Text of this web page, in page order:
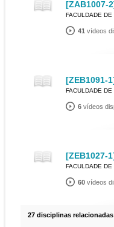
[ZAB1007-
FACULDADE
41 vídeos
[ZEB1091-
FACULDADE
6 vídeos
[ZEB1027-
FACULDADE
60 vídeos
27 disciplinas